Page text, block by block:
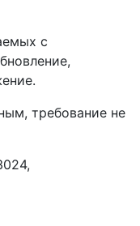
с
требование не